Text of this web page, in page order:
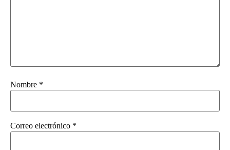
Nombre *
Correo electrónico *